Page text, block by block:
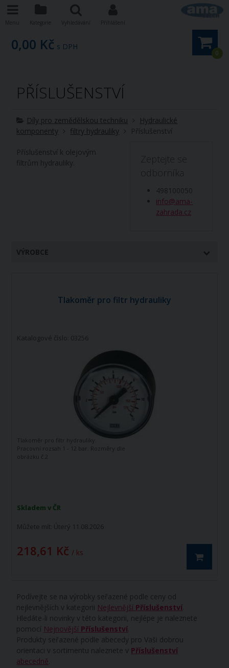
0
0,00 Kč s DPH
PŘÍSLUŠENSTVÍ
Díly pro zemědělskou techniku
Hydraulické
komponenty
filtry hydrauliky Příslušenství
Zeptejte se
odborníka
498100050
info@ama-
zahrada.cz
Příslušenství k olejovým
filtrům hydrauliky.
VÝROBCE
Tlakoměr pro filtr hydrauliky
Katalogové číslo: 03256
Skladem v ČR
Můžete mít: Úterý 11.08.2026
218,61 Kč / ks
Tlakoměr pro filtr hydrauliky.
Pracovní rozsah 1 - 12 bar. Rozměry dle
obrázku č.2
Podívejte se na výrobky seřazené podle ceny od
nejlevnějších v kategorii Nejlevnější Příslušenství
Hledáte-li novinky v této kategorii, nejlépe je naleznete
pomocí Nejnovější Příslušenství
Produkty seřazené podle abecedy pro Vaši dobrou
orientaci v sortimentu naleznete v Příslušenství
abecedně
Menu Kategorie Vyhledávání Přihlášení